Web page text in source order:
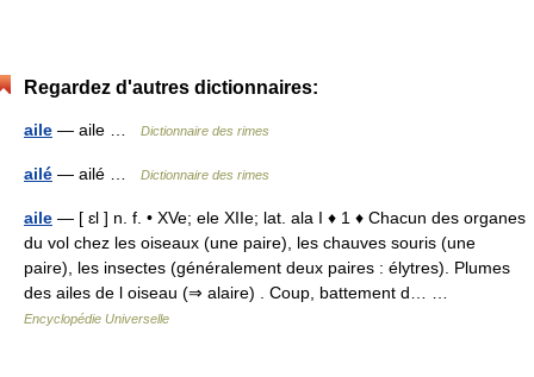
Regardez d'autres dictionnaires:
aile — aile … Dictionnaire des rimes
ailé — ailé … Dictionnaire des rimes
aile — [ ɛl ] n. f. • XVe; ele XIIe; lat. ala I ♦ 1 ♦ Chacun des organes
du vol chez les oiseaux (une paire), les chauves souris (une
paire), les insectes (généralement deux paires : élytres). Plumes
des ailes de l oiseau (⇒ alaire) . Coup, battement d… …
Encyclopédie Universelle